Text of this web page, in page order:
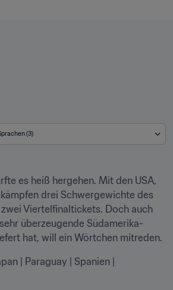
(3)
es heiß hergehen. Mit den USA,
drei Schwergewichte des
zwei Viertelfinaltickets. Doch auch
überzeugende Südamerika-
hat, will ein Wörtchen mitreden.
| Paraguay | Spanien |